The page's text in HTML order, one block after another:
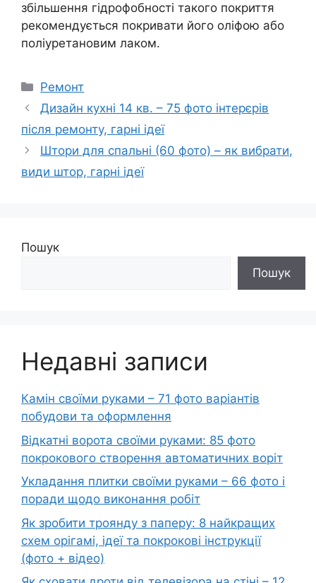
збільшення гідрофобності такого покриття
рекомендується покривати його оліфою або
поліуретановим лаком.
Категорії
Ремонт
Дизайн кухні 14 кв. – 75 фото інтерєрів
після ремонту, гарні ідеї
Штори для спальні (60 фото) – як вибрати,
види штор, гарні ідеї
Пошук
Пошук
Недавні записи
Камін своїми руками – 71 фото варіантів
побудови та оформлення
Відкатні ворота своїми руками: 85 фото
покрокового створення автоматичних воріт
Укладання плитки своїми руками – 66 фото і
поради щодо виконання робіт
Як зробити троянду з паперу: 8 найкращих
схем орігамі, ідеї та покрокові інструкції
(фото + відео)